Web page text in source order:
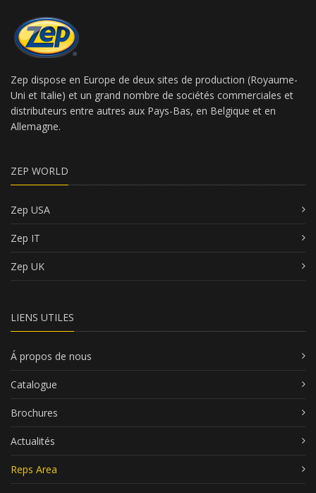
Zep dispose en Europe de deux sites de production (Royaume-
Uni et Italie) et un grand nombre de sociétés commerciales et
distributeurs entre autres aux Pays-Bas, en Belgique et en
Allemagne.
ZEP WORLD
Zep USA
Zep IT
Zep UK
LIENS UTILES
Á propos de nous
Catalogue
Brochures
Actualités
Reps Area